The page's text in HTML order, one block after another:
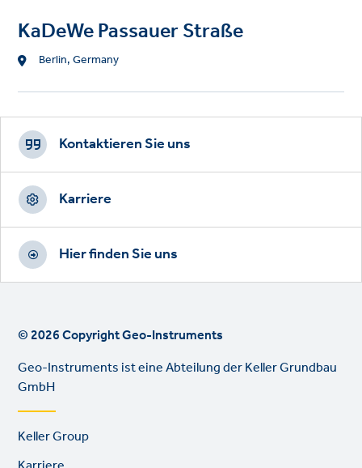
KaDeWe Passauer Straße
Standort
Berlin, Germany
Footer
CTAs
Kontaktieren Sie uns
Karriere
Hier finden Sie uns
© 2026 Copyright Geo-Instruments
Geo-Instruments ist eine Abteilung der Keller Grundbau
GmbH
Footer
Keller Group